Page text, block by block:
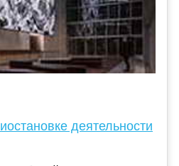
деятельности